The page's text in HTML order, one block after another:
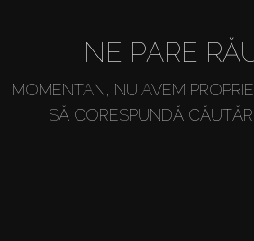
NE PARE
MOMENTAN, NU AVEM
SĂ CORESPUNDĂ